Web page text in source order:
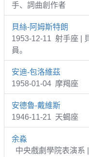
手、詞曲創作者
貝絲-阿姆斯特朗
1953-12-11 射手座 |
員。
安迪-包洛維茲
1958-01-04 摩羯座
安德魯-戴維斯
1946-11-21 天蝎座
余淼
中央戲劇學院表演系